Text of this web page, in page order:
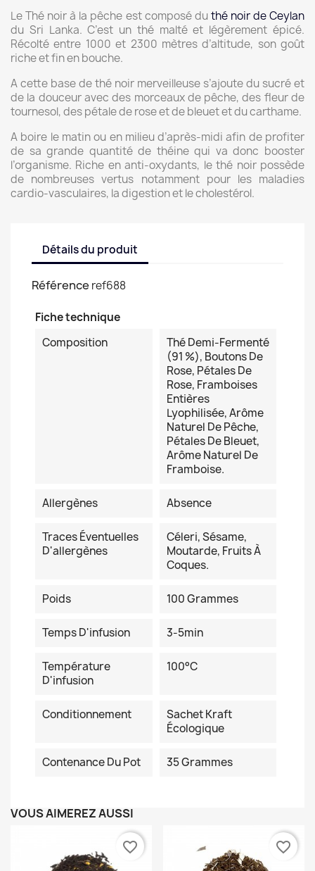
Le Thé noir à la pêche est composé duthé noir de Ceylan
du Sri Lanka. C’est un thé malté et légèrement épicé.
Récolté entre 1000 et 2300 mètres d’altitude, son goût
riche et fin en bouche.
A cette base de thé noir merveilleuse s’ajoute du sucré et
de la douceur avec des morceaux de pêche, des fleur de
tournesol, des pétale de rose et de bleuet et du carthame.
A boire le matin ou en milieu d’après-midi afin de profiter
de sa grande quantité de théine qui va donc booster
l’organisme. Riche en anti-oxydants, le thé noir possède
de nombreuses vertus notamment pour les maladies
cardio-vasculaires, la digestion et le cholestérol.
Détails du produit
Référence ref688
Fiche technique
Composition
Thé Demi-Fermenté
(91 %), Boutons De
Rose, Pétales De
Rose, Framboises
Entières
Lyophilisée, Arôme
Naturel De Pêche,
Pétales De Bleuet,
Arôme Naturel De
Framboise.
Allergènes Absence
Traces Éventuelles
D'allergènes
Céleri, Sésame,
Moutarde, Fruits À
Coques.
Poids 100 Grammes
Temps D'infusion 3-5min
Température
D'infusion
100°C
Conditionnement
Sachet Kraft
Écologique
Contenance Du Pot 35 Grammes
VOUS AIMEREZ AUSSI
favorite_border favorite_border